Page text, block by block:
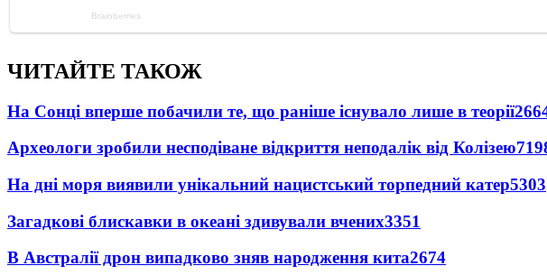
ЧИТАЙТЕ ТАКОЖ
На Сонці вперше побачили те, що раніше існувало лише в теорії
Археологи зробили несподіване відкриття неподалік від Колізею
На дні моря виявили унікальний нацистський торпедний катер5303
Загадкові блискавки в океані здивували вчених3351
В Австралії дрон випадково зняв народження кита2674